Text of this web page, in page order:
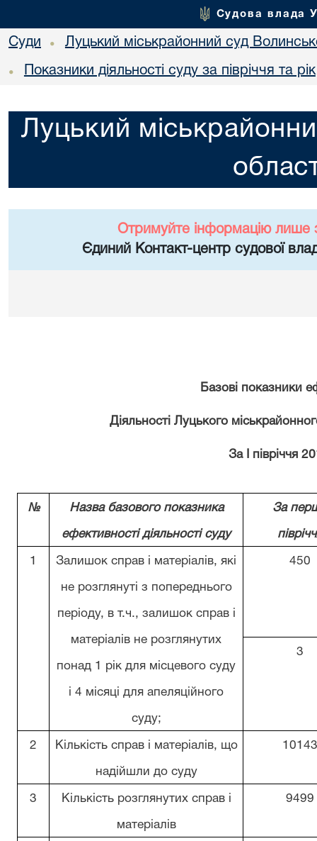
Судова влада
Суди • Луцький міськрайонний суд
• Показники діяльності суду за півріччя та рік
Луцький
Отримуйте інформацію лише
Єдиний Контакт-центр судової
Базові показники
Діяльності Луцького
За І півріччя
№ Назва базового показника
ефективності діяльності суду
За
1 Залишок справ і матеріалів, які
не розглянуті з попереднього
періоду, в т.ч., залишок справ і
матеріалів не розглянутих
понад 1 рік для місцевого суду
і 4 місяці для апеляційного
суду;
450
3
2 Кількість справ і матеріалів, що
надійшли до суду
10143
3 Кількість розглянутих справ і
матеріалів
9499